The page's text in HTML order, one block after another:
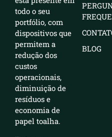
todo o seu
portfólio, com
dispositivos que
permitem a
redução dos
custos
operacionais,
diminuição de
resíduos e
economia de
papel toalha.
BLOG